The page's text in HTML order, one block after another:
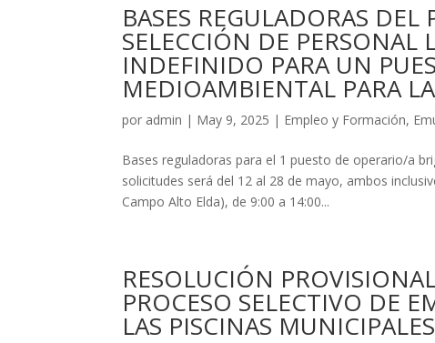
BASES REGULADORAS
SELECCIÓN DE PERSONAL
INDEFINIDO PARA UN
MEDIOAMBIENTAL PARA
por admin | May 9, 2025 | Empleo y Formación,
Bases reguladoras para el 1 puesto de operario/a
solicitudes será del 12 al 28 de mayo, ambos
Campo Alto Elda), de 9:00 a 14:00...
RESOLUCIÓN
PROCESO SELECTIVO DE
LAS PISCINAS